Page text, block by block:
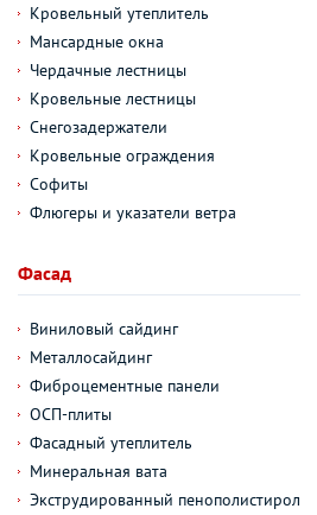
Кровельный утеплитель
Мансардные окна
Чердачные лестницы
Кровельные лестницы
Снегозадержатели
Кровельные ограждения
Софиты
Флюгеры и указатели ветра
Фасад
Виниловый сайдинг
Металлосайдинг
Фиброцементные панели
ОСП-плиты
Фасадный утеплитель
Минеральная вата
Экструдированный пенополистирол